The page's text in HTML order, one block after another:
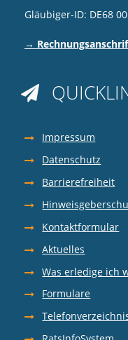
Gläubiger-ID: DE68
→

Impressum
Datenschutz
Barrierefreiheit
Kontaktformular
Aktuelles
Was erledige ich
Formulare